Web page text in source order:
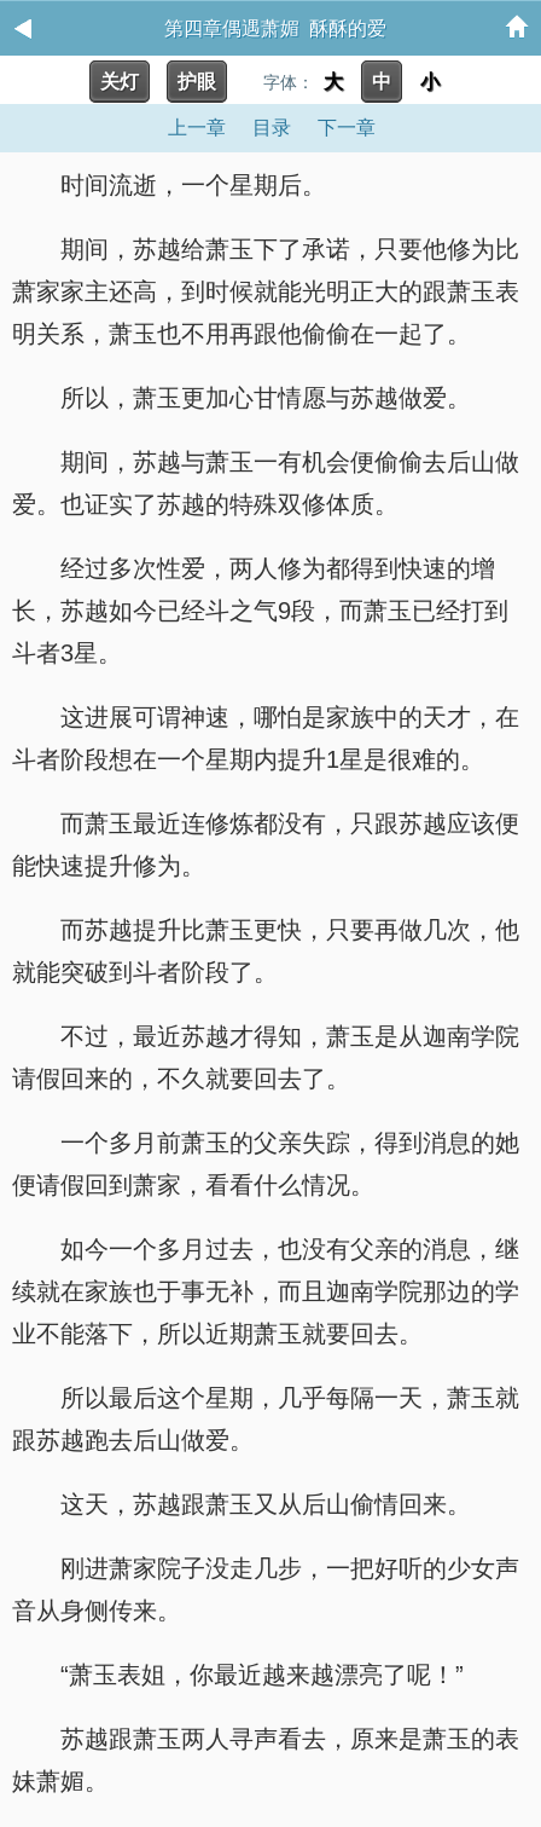
第四章偶遇萧媚 酥酥的爱
关灯 护眼 字体： 大 中 小
上一章 目录 下一章
时间流逝，一个星期后。
期间，苏越给萧玉下了承诺，只要他修为比
萧家家主还高，到时候就能光明正大的跟萧玉表
明关系，萧玉也不用再跟他偷偷在一起了。
所以，萧玉更加心甘情愿与苏越做爱。
期间，苏越与萧玉一有机会便偷偷去后山做
爱。也证实了苏越的特殊双修体质。
经过多次性爱，两人修为都得到快速的增
长，苏越如今已经斗之气9段，而萧玉已经打到
斗者3星。
这进展可谓神速，哪怕是家族中的天才，在
斗者阶段想在一个星期内提升1星是很难的。
而萧玉最近连修炼都没有，只跟苏越应该便
能快速提升修为。
而苏越提升比萧玉更快，只要再做几次，他
就能突破到斗者阶段了。
不过，最近苏越才得知，萧玉是从迦南学院
请假回来的，不久就要回去了。
一个多月前萧玉的父亲失踪，得到消息的她
便请假回到萧家，看看什么情况。
如今一个多月过去，也没有父亲的消息，继
续就在家族也于事无补，而且迦南学院那边的学
业不能落下，所以近期萧玉就要回去。
所以最后这个星期，几乎每隔一天，萧玉就
跟苏越跑去后山做爱。
这天，苏越跟萧玉又从后山偷情回来。
刚进萧家院子没走几步，一把好听的少女声
音从身侧传来。
“萧玉表姐，你最近越来越漂亮了呢！”
苏越跟萧玉两人寻声看去，原来是萧玉的表
妹萧媚。